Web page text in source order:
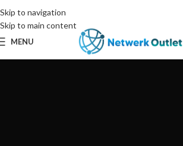
Skip to navigation
Skip to main content
MENU